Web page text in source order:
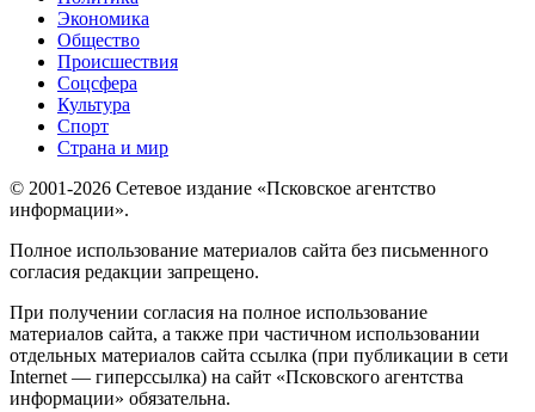
Экономика
Общество
Происшествия
Соцсфера
Культура
Спорт
Страна и мир
© 2001-2026 Сетевое издание «Псковское агентство
информации».
Полное использование материалов сайта без письменного
согласия редакции запрещено.
При получении согласия на полное использование
материалов сайта, а также при частичном использовании
отдельных материалов сайта ссылка (при публикации в сети
Internet — гиперссылка) на сайт «Псковского агентства
информации» обязательна.